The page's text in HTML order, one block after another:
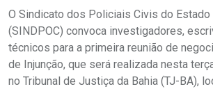
O Sindicato dos Policiais Civis do Estado
(SINDPOC) convoca investigadores,
técnicos para a primeira reunião de
de Injunção, que será realizada nesta
no Tribunal de Justiça da Bahia (TJ-BA),